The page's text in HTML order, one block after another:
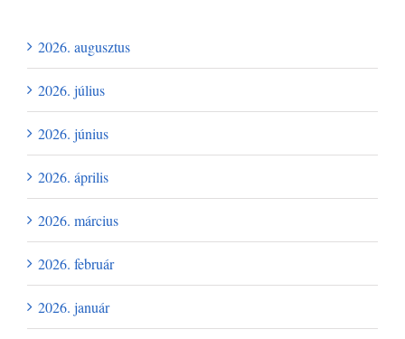
2026. augusztus
2026. július
2026. június
2026. április
2026. március
2026. február
2026. január